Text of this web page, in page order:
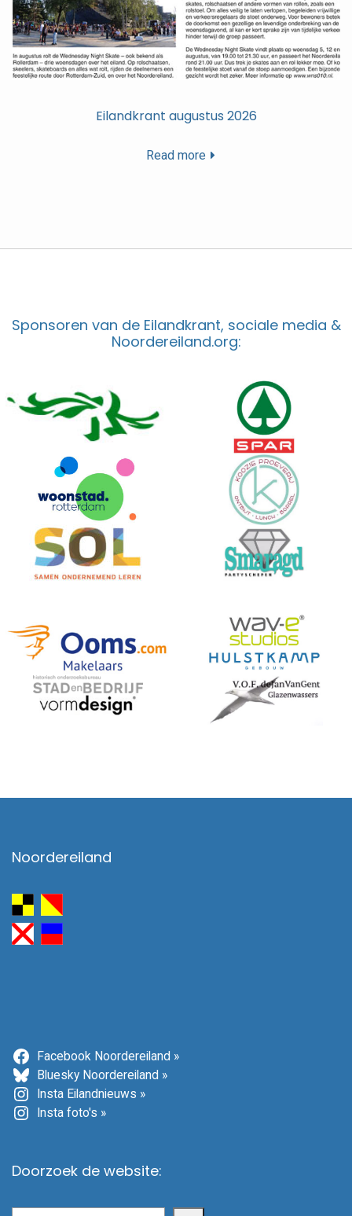
Eilandkrant augustus 2026
Read more
Sponsoren van de Eilandkrant, sociale media &
Noordereiland.org:
Noordereiland
Facebook Noordereiland »
Bluesky Noordereiland »
Insta Eilandnieuws »
Insta foto's »
Doorzoek de website: